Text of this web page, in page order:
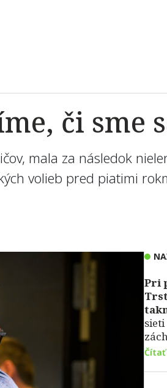
či sme
mala za následok
volieb pred piatimi
Pri